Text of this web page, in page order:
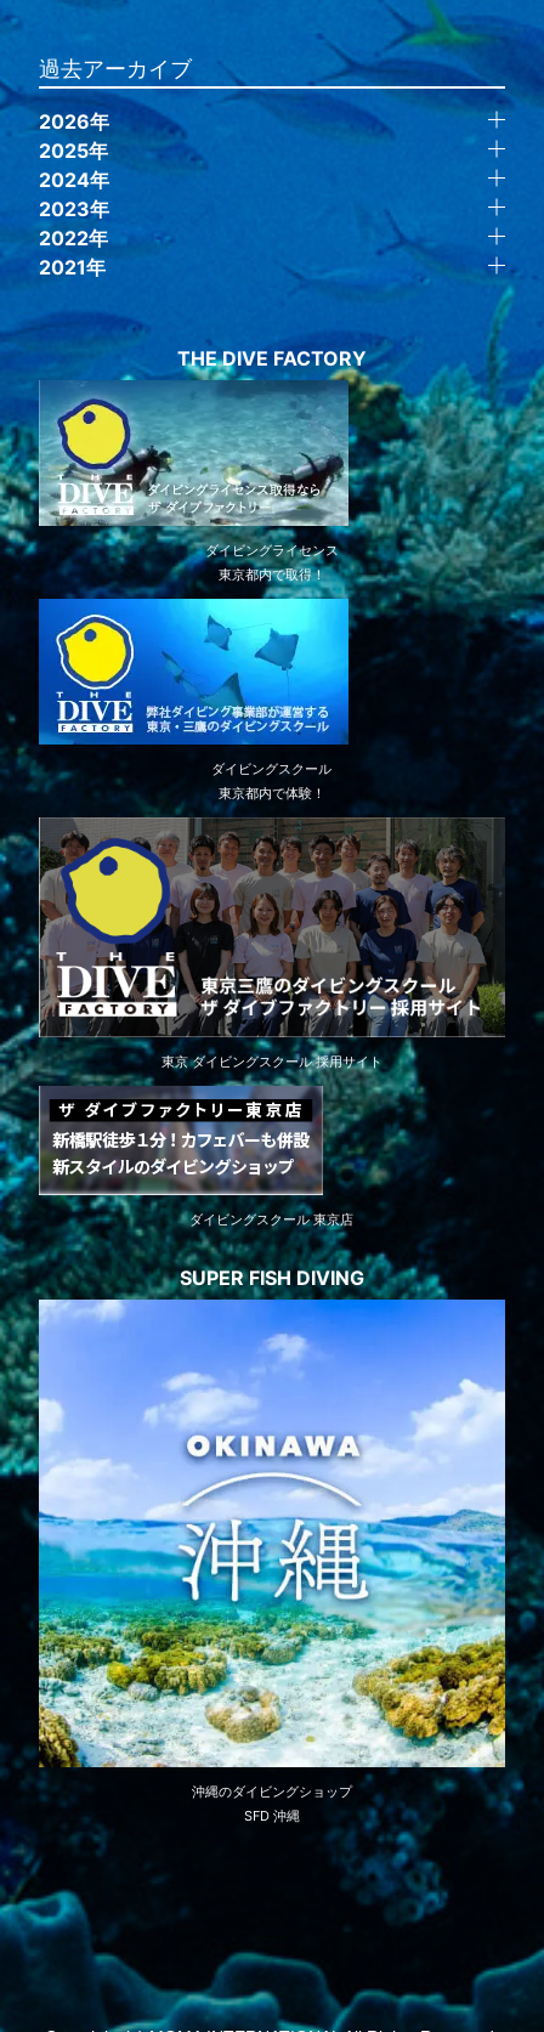
過去アーカイブ
2026年
2025年
2024年
2023年
2022年
2021年
THE DIVE FACTORY
ダイビングライセンス
東京都内で取得！
ダイビングスクール
東京都内で体験！
東京 ダイビングスクール 採用サイト
ダイビングスクール 東京店
SUPER FISH DIVING
沖縄のダイビングショップ
SFD 沖縄